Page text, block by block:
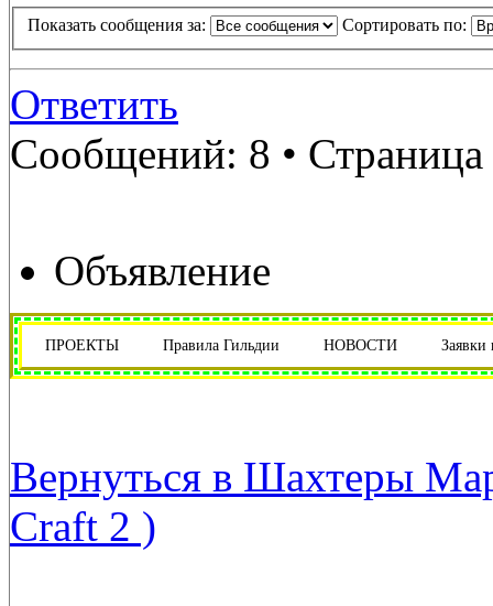
Показать сообщения за: Сортировать по:
Ответить
Сообщений: 8 • Страница
Объявление
ПРОЕКТЫ Правила Гильдии НОВОСТИ
Вернуться в Шахтеры
Craft 2 )